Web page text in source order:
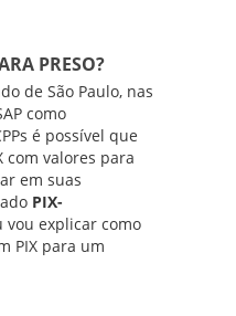
PRESO?
de São Paulo, nas
como
é possível que
com valores para
em suas
PIX-
vou explicar como
PIX para um